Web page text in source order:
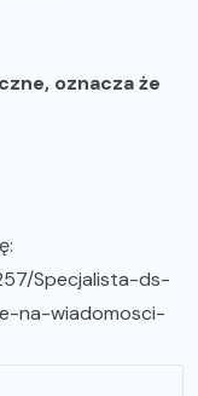
oznacza że
Specjalista-ds-
na-wiadomosci-